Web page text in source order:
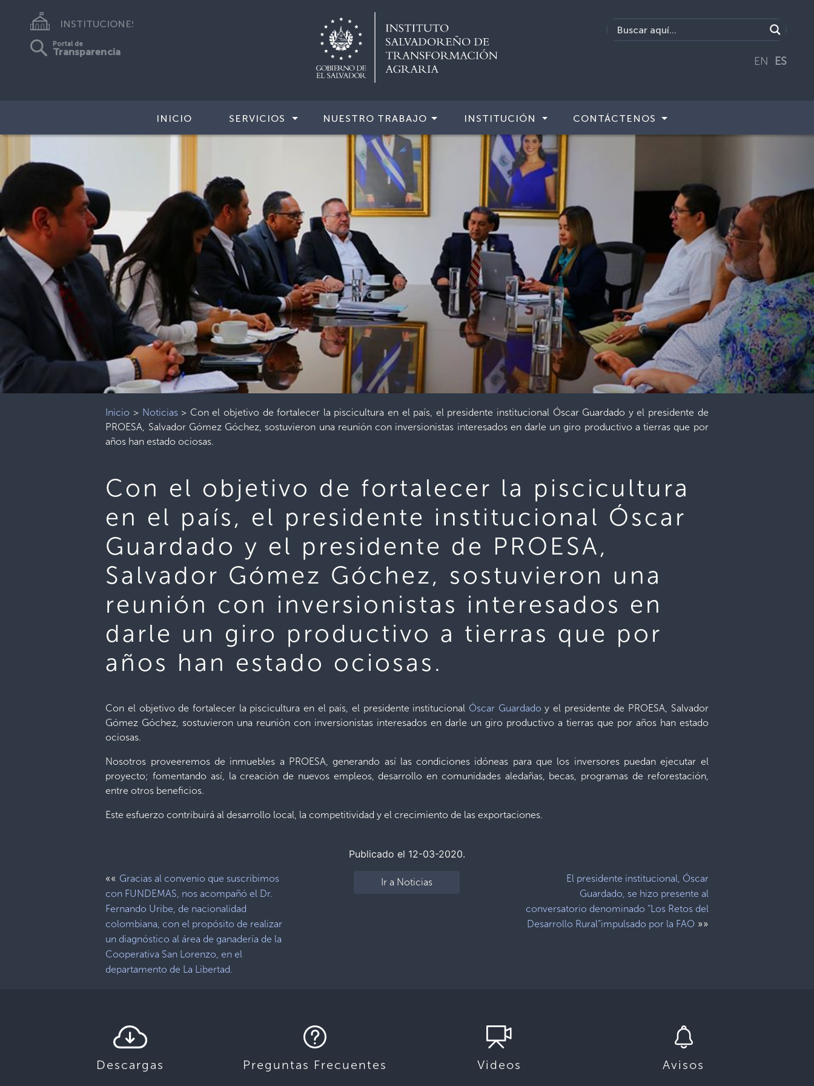
INSTITUCIONES
Portal de
Transparencia
EN ES
INICIO SERVICIOS NUESTRO TRABAJO INSTITUCIÓN CONTÁCTENOS
Inicio > Noticias> Con el objetivo de fortalecer la piscicultura en el país, el presidente institucional Óscar Guardado y el presidente de
PROESA, Salvador Gómez Góchez, sostuvieron una reunión con inversionistas interesados en darle un giro productivo a tierras que por
años han estado ociosas.
Con el objetivo de fortalecer la piscicultura
en el país, el presidente institucional Óscar
Guardado y el presidente de PROESA,
Salvador Gómez Góchez, sostuvieron una
reunión con inversionistas interesados en
darle un giro productivo a tierras que por
años han estado ociosas.
Con el objetivo de fortalecer la piscicultura en el país, el presidente institucional Óscar Guardado y el presidente de PROESA, Salvador
Gómez Góchez, sostuvieron una reunión con inversionistas interesados en darle un giro productivo a tierras que por años han estado
ociosas.
Nosotros proveeremos de inmuebles a PROESA, generando así las condiciones idóneas para que los inversores puedan ejecutar el
proyecto; fomentando así, la creación de nuevos empleos, desarrollo en comunidades aledañas, becas, programas de reforestación,
entre otros beneficios.
Este esfuerzo contribuirá al desarrollo local, la competitividad y el crecimiento de las exportaciones.
Publicado el 12-03-2020.
«« Gracias al convenio que suscribimos
con FUNDEMAS, nos acompañó el Dr.
Fernando Uribe, de nacionalidad
colombiana, con el propósito de realizar
un diagnóstico al área de ganadería de la
Cooperativa San Lorenzo, en el
departamento de La Libertad.
Ir a Noticias
El presidente institucional, Óscar
Guardado, se hizo presente al
conversatorio denominado “Los Retos del
Desarrollo Rural”impulsado por la FAO»»
Descargas Preguntas Frecuentes Videos Avisos